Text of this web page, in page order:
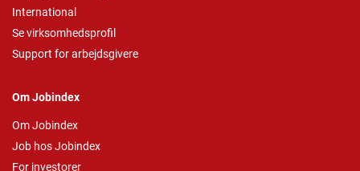
International
Se virksomhedsprofil
Support for arbejdsgivere
Om Jobindex
Om Jobindex
Job hos Jobindex
For investorer